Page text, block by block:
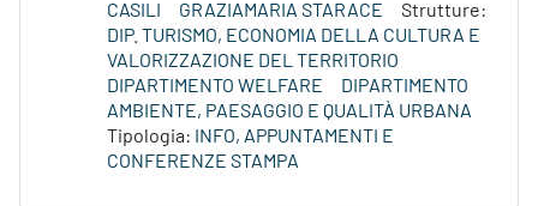
CASILI
GRAZIAMARIA STARACE
Strutture:
DIP. TURISMO, ECONOMIA DELLA CULTURA E
VALORIZZAZIONE DEL TERRITORIO
DIPARTIMENTO WELFARE
DIPARTIMENTO
AMBIENTE, PAESAGGIO E QUALITÀ URBANA
Tipologia:
INFO, APPUNTAMENTI E
CONFERENZE STAMPA